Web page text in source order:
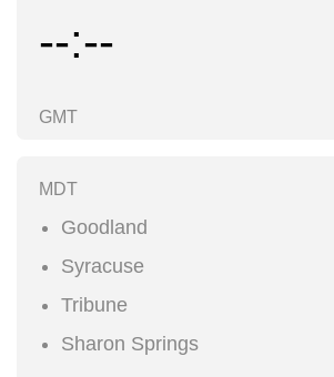
--:--
GMT
MDT
Goodland
Syracuse
Tribune
Sharon Springs